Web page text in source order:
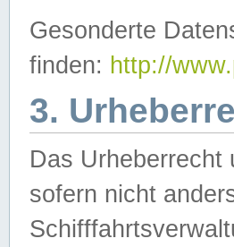
Gesonderte
finden: http://
3.
Das Urheberrecht
sofern nicht